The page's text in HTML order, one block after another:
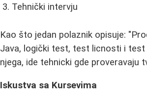
Tehnički intervju
Kao što jedan polaznik opisuje:
Java, logički test, test licnosti i test
njega, ide tehnicki gde proveravaju
Iskustva sa Kursevima